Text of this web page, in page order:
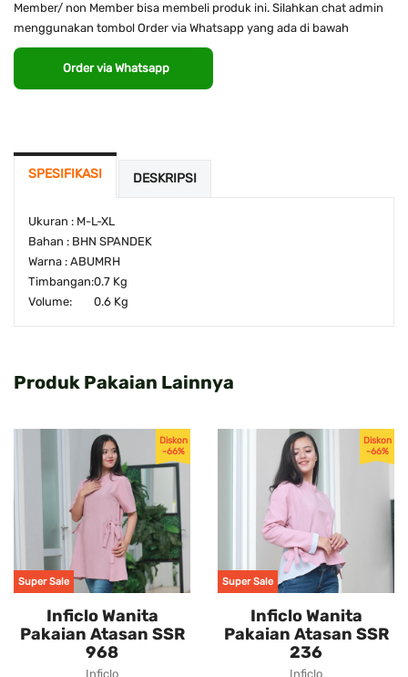
Member/ non Member bisa membeli produk ini. Silahkan chat admin
menggunakan tombol Order via Whatsapp yang ada di bawah
Order via Whatsapp
SPESIFIKASI DESKRIPSI
Ukuran : M-L-XL
Bahan : BHN SPANDEK
Warna : ABUMRH
Timbangan:0.7 Kg
Volume:
0.6 Kg
Produk Pakaian Lainnya
Diskon
-66%
Super Sale
Inficlo Wanita
Pakaian Atasan SSR
968
Inficlo
Diskon
-66%
Super Sale
Inficlo Wanita
Pakaian Atasan SSR
236
Inficlo